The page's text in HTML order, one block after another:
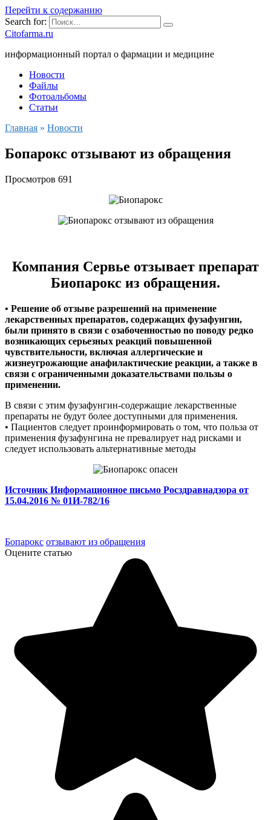
Перейти к содержанию
Search for:
Citofarma.ru
информационный портал о фармации и медицине
Новости
Файлы
Фотоальбомы
Статьи
Главная » Новости
Бопарокс отзывают из обращения
Просмотров 691
Компания Сервье отзывает препарат
Биопарокс из обращения.
• Решение об отзыве разрешений на применение
лекарственных препаратов, содержащих фузафунгин,
были принято в связи с озабоченностью no поводу peдко
возникающих серьезных реакций повышенной
чувствительности, включая аллергические и
жизнеугрожающие анафилактические реакции, а также в
связи с ограниченными доказательствами пользы о
применении.
В связи с этим фузафунгин-содержащие лекарственные
препараты не будут более доступными для применения.
• Пациентов следует проинформировать о том, что польза от
применения фузафунгина не превалирует над рисками и
следует использовать альтернативные методы
Источник Информационное письмо Росздравнадзора от
15.04.2016 № 01И-782/16
Бопарокс отзывают из обращения
Оцените статью